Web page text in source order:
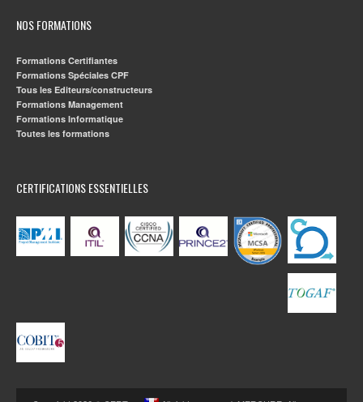
NOS FORMATIONS
Formations Certifiantes
Formations Spéciales CPF
Tous les Editeurs/constructeurs
Formations Management
Formations Informatique
Toutes les formations
CERTIFICATIONS ESSENTIELLES